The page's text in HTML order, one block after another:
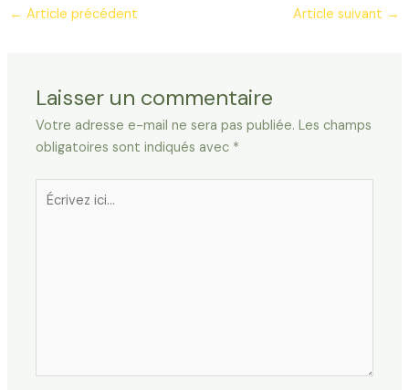
← Article précédent Article suivant →
Laisser un commentaire
Votre adresse e-mail ne sera pas publiée. Les champs
obligatoires sont indiqués avec *
Écrivez
ici…